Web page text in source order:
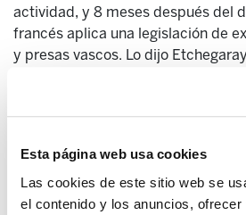
Esta página web usa cookies
Las cookies de este sitio web se
el contenido y los anuncios, ofrecer
actividad, y 8 meses después del
francés aplica una legislación de
y presas vascos. Lo dijo
Luego hablan la hija de un preso,
de la Liga de los Derechos del
organización de más de un siglo
Mixel Berhokoirigoin y actúa